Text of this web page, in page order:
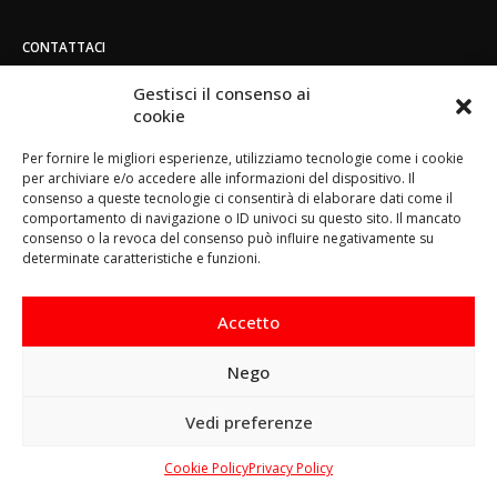
Gestisci il consenso ai
cookie
Per fornire le migliori esperienze, utilizziamo tecnologie come i cookie
per archiviare e/o accedere alle informazioni del dispositivo. Il
consenso a queste tecnologie ci consentirà di elaborare dati come il
comportamento di navigazione o ID univoci su questo sito. Il mancato
consenso o la revoca del consenso può influire negativamente su
determinate caratteristiche e funzioni.
Accetto
Nego
Vedi preferenze
Cookie PolicyPrivacy Policy
CONTATTACI
Strada di San Mauro 236/B - 10156 - Torino
(+39) 011.800.49.59
Email:
info@toorace.it
Orario di lavoro:
navigare si considera accettato il loro utilizzo.
Ulteriori informazioni